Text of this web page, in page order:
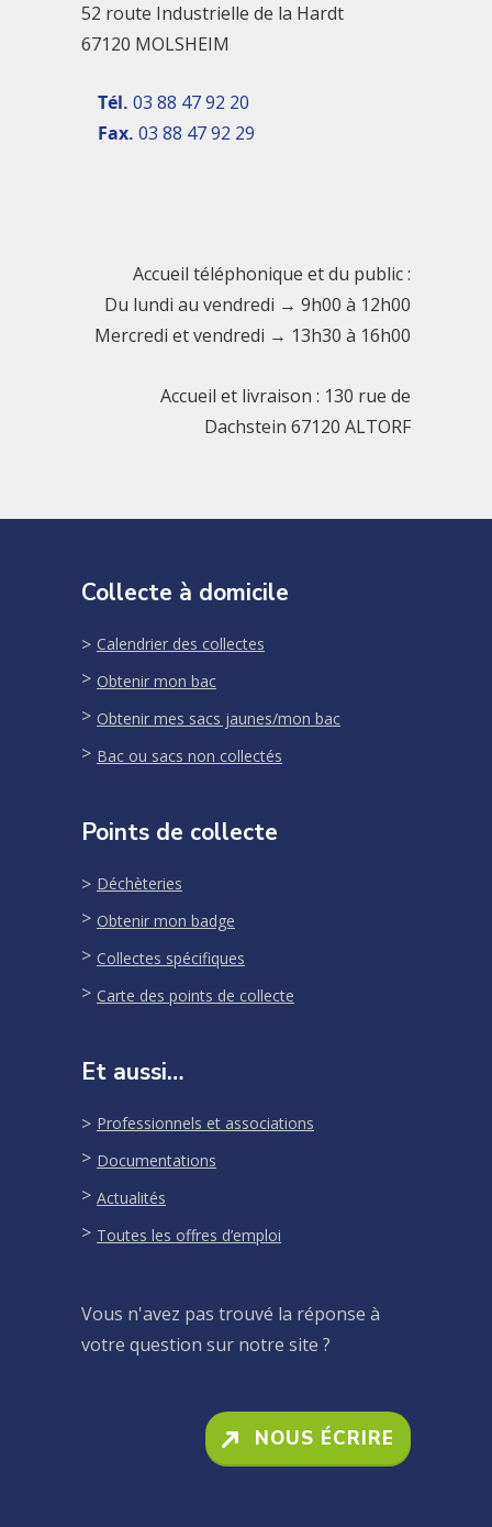
52 route Industrielle de la Hardt
67120 MOLSHEIM
Tél. 03 88 47 92 20
Fax. 03 88 47 92 29
Accueil téléphonique et du public :
Du lundi au vendredi → 9h00 à 12h00
Mercredi et vendredi → 13h30 à 16h00
Accueil et livraison : 130 rue de
Dachstein 67120 ALTORF
Collecte à domicile
Calendrier des collectes
Obtenir mon bac
Obtenir mes sacs jaunes/mon bac
Bac ou sacs non collectés
Points de collecte
Déchèteries
Obtenir mon badge
Collectes spécifiques
Carte des points de collecte
Et aussi…
Professionnels et associations
Documentations
Actualités
Toutes les offres d’emploi
Vous n'avez pas trouvé la réponse à
votre question sur notre site ?
NOUS ÉCRIRE